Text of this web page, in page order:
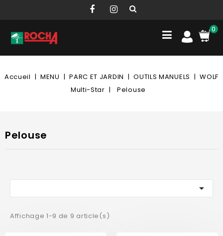
0
Accueil MENU PARC ET JARDIN OUTILS MANUELS
WOLF
Multi-Star
Pelouse
Pelouse

Affichage 1-9 de 9 article(s)